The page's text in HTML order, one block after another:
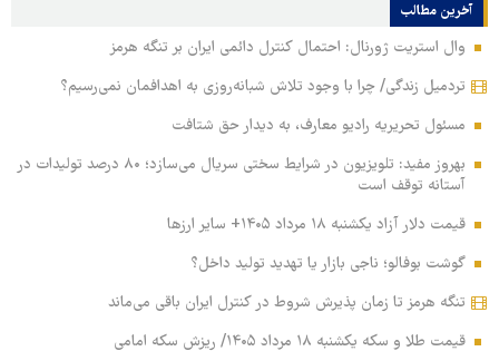
آخرین مطالب
وال استریت ژورنال: احتمال کنترل دائمی ایران بر تنگه هرمز
تردمیل زندگی/ چرا با وجود تلاش شبانه‌روزی به اهدافمان نمی‌رسیم؟
مسئول تحریریه رادیو معارف، به دیدار حق شتافت
بهروز مفید: تلویزیون در شرایط سختی سریال می‌سازد؛ ۸۰ درصد تولیدات در
آستانه توقف است
قیمت دلار آزاد یکشنبه ۱۸ مرداد ۱۴۰۵+ سایر ارزها
گوشت بوفالو؛ ناجی بازار یا تهدید تولید داخل؟
تنگه هرمز تا زمان پذیرش شروط در کنترل ایران باقی می‌ماند
قیمت طلا و سکه یکشنبه ۱۸ مرداد ۱۴۰۵/ ریزش سکه امامی